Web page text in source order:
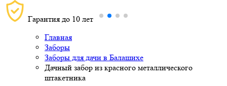
Гарантия до 10 лет
Главная
Заборы
Заборы для дачи в Балашихе
Дачный забор из красного металлического
штакетника